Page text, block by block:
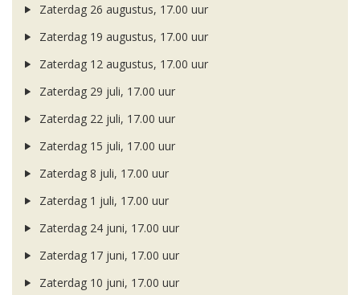
Zaterdag 26 augustus, 17.00 uur
Zaterdag 19 augustus, 17.00 uur
Zaterdag 12 augustus, 17.00 uur
Zaterdag 29 juli, 17.00 uur
Zaterdag 22 juli, 17.00 uur
Zaterdag 15 juli, 17.00 uur
Zaterdag 8 juli, 17.00 uur
Zaterdag 1 juli, 17.00 uur
Zaterdag 24 juni, 17.00 uur
Zaterdag 17 juni, 17.00 uur
Zaterdag 10 juni, 17.00 uur